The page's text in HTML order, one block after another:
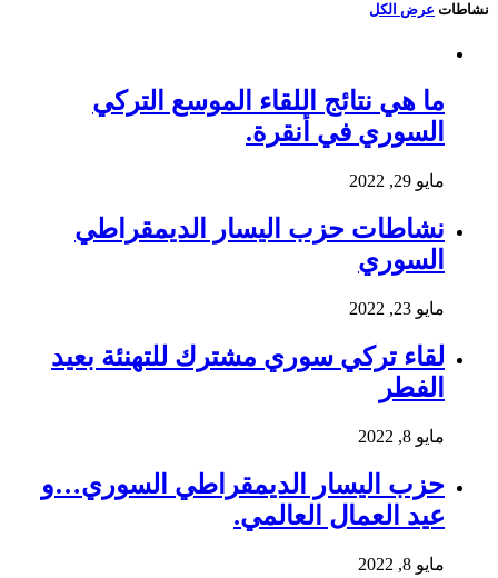
نشاطات عرض الكل
ما هي نتائج اللقاء الموسع التركي
السوري في أنقرة.
مايو 29, 2022
نشاطات حزب اليسار الديمقراطي
السوري
مايو 23, 2022
لقاء تركي سوري مشترك للتهنئة بعيد
الفطر
مايو 8, 2022
حزب اليسار الديمقراطي السوري…و
عيد العمال العالمي.
مايو 8, 2022